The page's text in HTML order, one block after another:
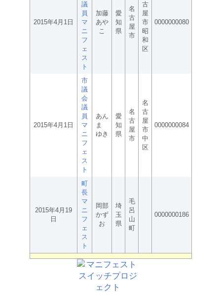
2015年4月1日
議
員
マ
ニ
フ
ェ
ス
ト
加藤
あや
こ
愛
知
県
名
古
屋
市
古
屋
市
昭
和
区
0000000080
2015年4月1日
市
議
会
議
員
マ
ニ
フ
ェ
ス
ト
あん
ま
ゆき
愛
知
県
名
古
屋
市
名
古
屋
市
中
区
0000000084
2015年4月19
日
町
長
マ
ニ
フ
ェ
ス
ト
岡部
かず
お
埼
玉
県
毛
呂
山
町
0000000186